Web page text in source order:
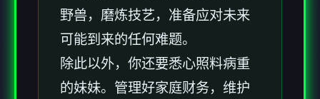
野兽，磨炼技艺，准备应对未来
可能到来的任何难题。
除此以外，你还要悉心照料病重
的妹妹。管理好家庭财务，维护